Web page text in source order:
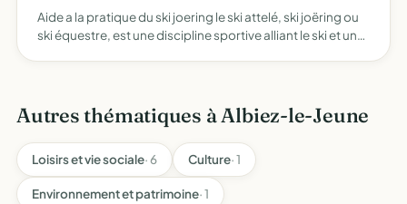
Aide a la pratique du ski joering le ski attelé, ski joëring ou
ski équestre, est une discipline sportive alliant le ski et un
Autres thématiques à Albiez-le-Jeune
Loisirs et vie sociale· 6 Culture· 1
Environnement et patrimoine· 1